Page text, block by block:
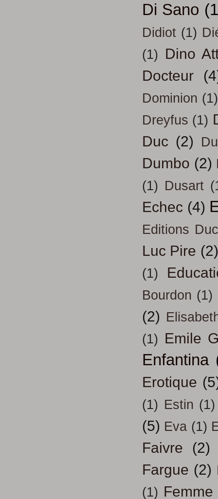
Di Sano
Didiot (1)
(1) Dino
Docteur
Dominion (1)
Dreyfus (1)
Duc (2)
Dumbo (2)
(1) Dusart
Echec (4)
Editions
Luc Pire (2)
(1)
Bourdon (1)
(2)
(1) Emile
Enfantina
Erotique
(1) Estin (1)
(5) Eva (1)
Faivre
(2)
Fargue (2)
(1) Femme